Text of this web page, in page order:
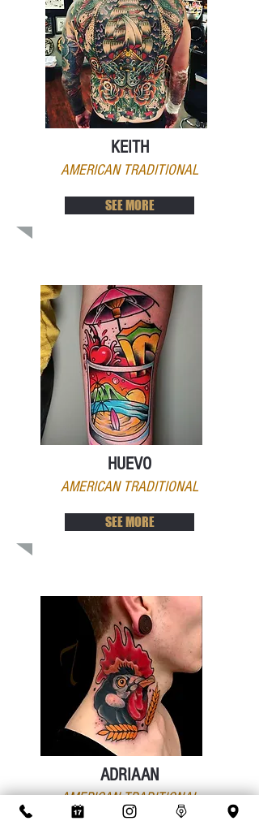
KEITH
AMERICAN TRADITIONAL
SEE MORE
HUEVO
AMERICAN TRADITIONAL
SEE MORE
ADRIAAN
AMERICAN TRADITIONAL